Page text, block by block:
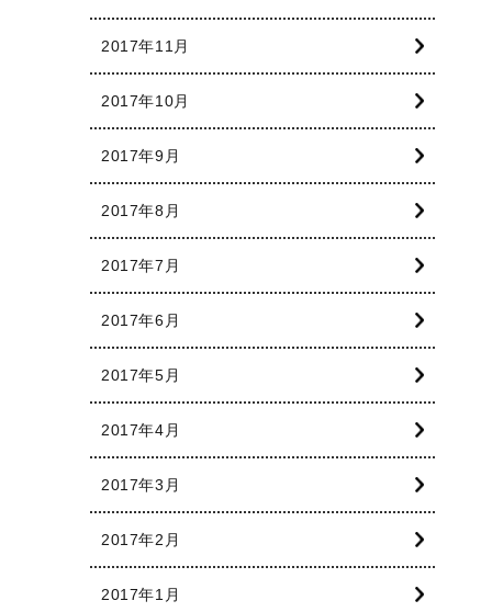
2017年11月
2017年10月
2017年9月
2017年8月
2017年7月
2017年6月
2017年5月
2017年4月
2017年3月
2017年2月
2017年1月